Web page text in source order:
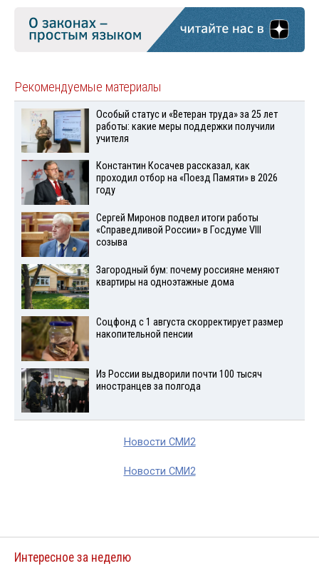
Рекомендуемые материалы
Особый статус и «Ветеран труда» за 25 лет
работы: какие меры поддержки получили
учителя
Константин Косачев рассказал, как
проходил отбор на «Поезд Памяти» в 2026
году
Сергей Миронов подвел итоги работы
«Справедливой России» в Госдуме VIII
созыва
Загородный бум: почему россияне меняют
квартиры на одноэтажные дома
Соцфонд с 1 августа скорректирует размер
накопительной пенсии
Из России выдворили почти 100 тысяч
иностранцев за полгода
Новости СМИ2
Новости СМИ2
Интересное за неделю